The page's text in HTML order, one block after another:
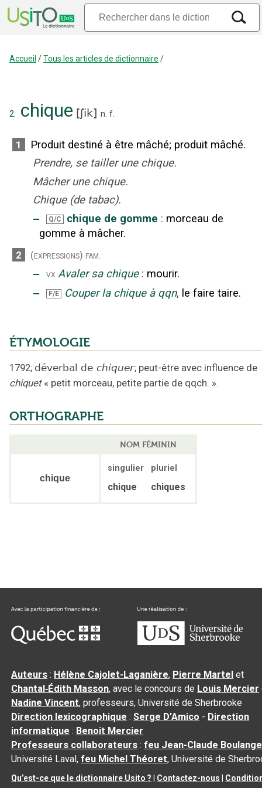
Accueil /Tous les articles de dictionnaire /
2. chique [ʃik] n. f.
1 Produit destiné à être mâché; produit mâché.
Prendre, se tailler une chique.
Mâcher une chique.
Chique (de tabac).
‒ Q/C chique de gomme : morceau de
gomme à mâcher.
2 (expressions) fam.
‒ vx Avaler sa chique : mourir.
‒ F/E Couper la chique à qqn, le faire taire.
ÉTYMOLOGIE
1792; déverbal de chiquer; peut-être avec influence de
chiquet « petit morceau, petite partie de qqch. ».
ORTHOGRAPHE
NOM FÉMININ
chique
singulier pluriel
chique chiques
Auteurs : Hélène Cajolet-Laganière, Pierre Martel et
Chantal‑Édith Masson, avec le concours de Louis Mercier
Nadine Vincent, professeurs, Université de Sherbrooke
Direction lexicographique :Serge D’Amico - Direction
informatique : Benoit Mercier
Professeurs collaborateurs :feu Jean-Claude
Université Laval,feu Michel Théoret, Université de
Qu’est-ce que le dictionnaire Usito ? Contactez-nous